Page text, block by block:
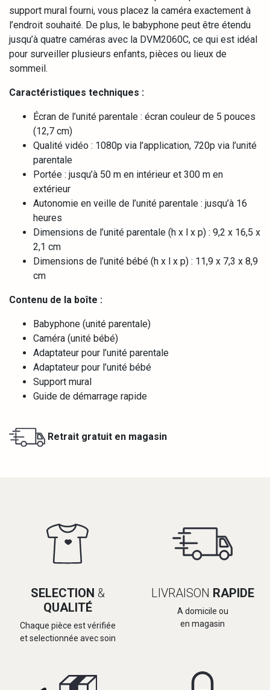
support mural fourni, vous placez la caméra exactement à
l’endroit souhaité. De plus, le babyphone peut être étendu
jusqu’à quatre caméras avec la DVM2060C, ce qui est idéal
pour surveiller plusieurs enfants, pièces ou lieux de
sommeil.
Caractéristiques techniques :
Écran de l’unité parentale : écran couleur de 5 pouces
(12,7 cm)
Qualité vidéo : 1080p via l’application, 720p via l’unité
parentale
Portée : jusqu’à 50 m en intérieur et 300 m en
extérieur
Autonomie en veille de l’unité parentale : jusqu’à 16
heures
Dimensions de l’unité parentale (h x l x p) : 9,2 x 16,5 x
2,1 cm
Dimensions de l’unité bébé (h x l x p) : 11,9 x 7,3 x 8,9
cm
Contenu de la boîte :
Babyphone (unité parentale)
Caméra (unité bébé)
Adaptateur pour l’unité parentale
Adaptateur pour l’unité bébé
Support mural
Guide de démarrage rapide
Retrait gratuit en magasin
SELECTION &
QUALITÉ
Chaque pièce est vérifiée
et selectionnée avec soin
LIVRAISON RAPIDE
A domicile ou
en magasin